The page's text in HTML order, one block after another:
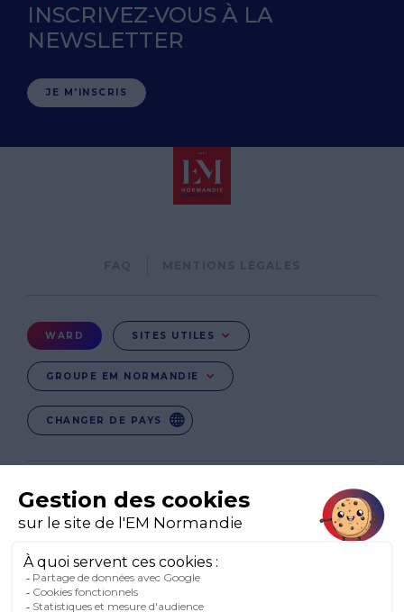
INSCRIVEZ-VOUS À LA
NEWSLETTER
JE M'INSCRIS
Menu
Ward
WARD SITES UTILES
GROUPE EM NORMANDIE
CHANGER DE PAYS